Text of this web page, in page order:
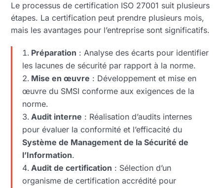
Le processus de certification ISO 27001 suit plusieurs
étapes. La certification peut prendre plusieurs mois,
mais les avantages pour l’entreprise sont significatifs.
Préparation : Analyse des écarts pour identifier
les lacunes de sécurité par rapport à la norme.
Mise en œuvre : Développement et mise en
œuvre du SMSI conforme aux exigences de la
norme.
Audit interne : Réalisation d’audits internes
pour évaluer la conformité et l’efficacité du
Système de Management de la Sécurité de
l’Information.
Audit de certification : Sélection d’un
organisme de certification accrédité pour